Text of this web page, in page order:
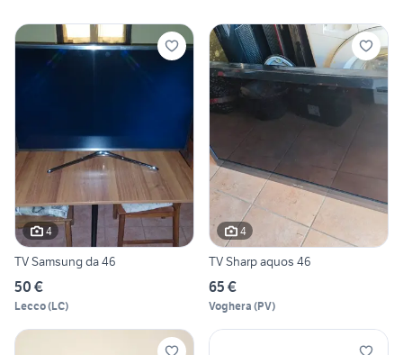
4
TV Samsung da 46
50 €
Lecco(LC)
4
TV Sharp aquos 46
65 €
Voghera (PV)